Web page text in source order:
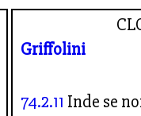
Griffolini
74.2.11 Inde se